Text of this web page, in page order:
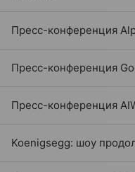
Пресс-конференция
Пресс-конференция
Пресс-конференция
Koenigsegg: шоу